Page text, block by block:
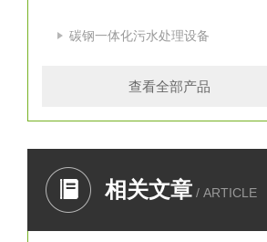
碳钢一体化污水处理设备
查看全部产品
相关文章 / ARTICLE